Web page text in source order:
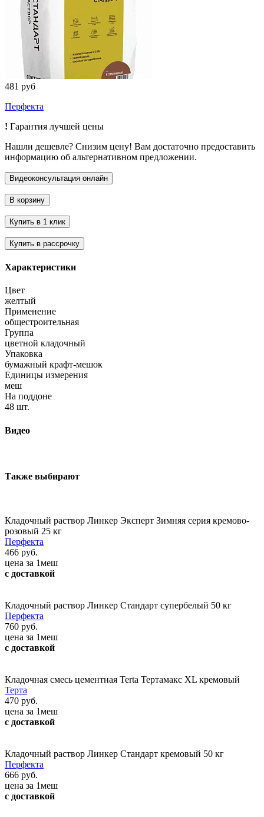
481 руб
Перфекта
! Гарантия лучшей цены
Нашли дешевле? Снизим цену! Вам достаточно предоставить
информацию об альтернативном предложении.
Характеристики
Цвет
желтый
Применение
общестроительная
Группа
цветной кладочный
Упаковка
бумажный крафт-мешок
Единицы измерения
меш
На поддоне
48 шт.
Видео
Также выбирают
Кладочный раствор Линкер Эксперт Зимняя серия кремово-
розовый 25 кг
Перфекта
466 руб.
цена за 1меш
с доставкой
Кладочный раствор Линкер Стандарт супербелый 50 кг
Перфекта
760 руб.
цена за 1меш
с доставкой
Кладочная смесь цементная Terta Тертамакс XL кремовый
Терта
470 руб.
цена за 1меш
с доставкой
Кладочный раствор Линкер Стандарт кремовый 50 кг
Перфекта
666 руб.
цена за 1меш
с доставкой